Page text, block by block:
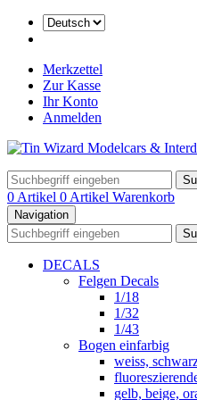
Merkzettel
Zur Kasse
Ihr Konto
Anmelden
0 Artikel 0 Artikel Warenkorb
Navigation
DECALS
Felgen Decals
1/18
1/32
1/43
Bogen einfarbig
weiss,
gelb, beige,